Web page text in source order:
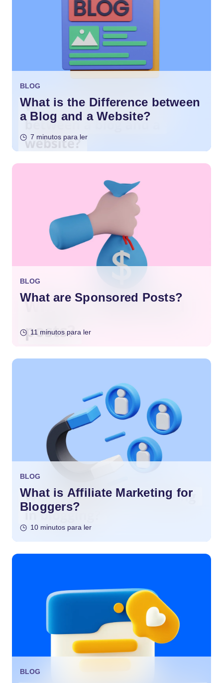
BLOG
What is the Difference between
a Blog and a Website?
7 minutos para ler
BLOG
What are Sponsored Posts?
11 minutos para ler
BLOG
What is Affiliate Marketing for
Bloggers?
10 minutos para ler
BLOG